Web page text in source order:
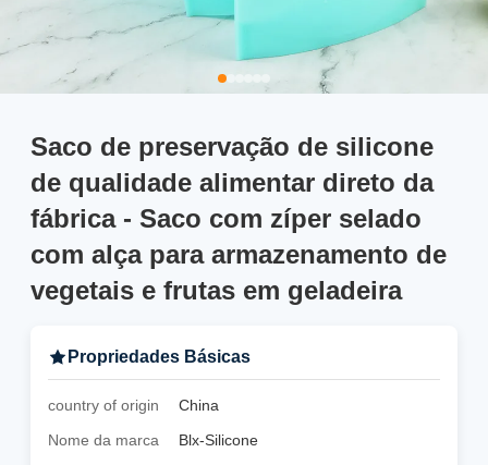
Saco de preservação de silicone
de qualidade alimentar direto da
fábrica - Saco com zíper selado
com alça para armazenamento de
vegetais e frutas em geladeira
Propriedades Básicas
country of origin
China
Nome da marca
Blx-Silicone